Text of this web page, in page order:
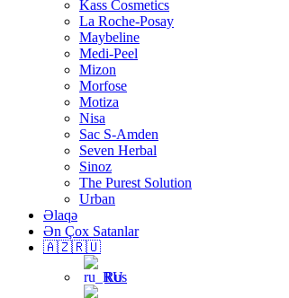
Kass Cosmetics
La Roche-Posay
Maybeline
Medi-Peel
Mizon
Morfose
Motiza
Nisa
Sac S-Amden
Seven Herbal
Sinoz
The Purest Solution
Urban
Əlaqə
Ən Çox Satanlar
🇦🇿🇷🇺
Rus